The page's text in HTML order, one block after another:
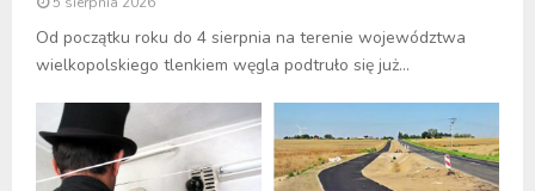
Od początku roku do 4 sierpnia na terenie województwa
wielkopolskiego tlenkiem węgla podtruło się już...